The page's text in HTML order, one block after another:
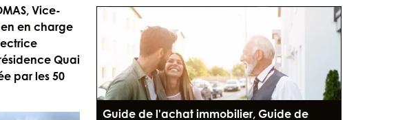
Vice-
en charge
résidence Quai
par les 50
Guide de l'achat immobilier, Guide de